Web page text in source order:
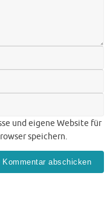
und eigene Website für
speichern.